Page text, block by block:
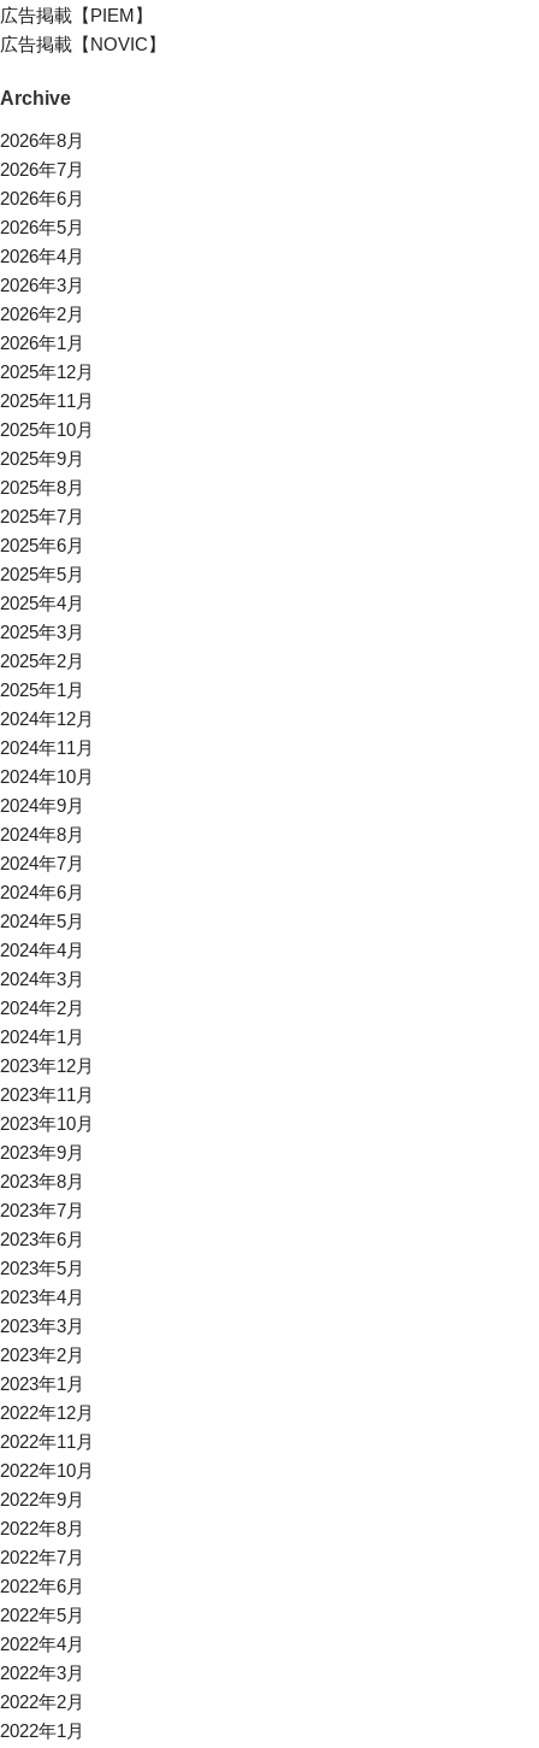
広告掲載【PIEM】
広告掲載【NOVIC】
Archive
2026年8月
2026年7月
2026年6月
2026年5月
2026年4月
2026年3月
2026年2月
2026年1月
2025年12月
2025年11月
2025年10月
2025年9月
2025年8月
2025年7月
2025年6月
2025年5月
2025年4月
2025年3月
2025年2月
2025年1月
2024年12月
2024年11月
2024年10月
2024年9月
2024年8月
2024年7月
2024年6月
2024年5月
2024年4月
2024年3月
2024年2月
2024年1月
2023年12月
2023年11月
2023年10月
2023年9月
2023年8月
2023年7月
2023年6月
2023年5月
2023年4月
2023年3月
2023年2月
2023年1月
2022年12月
2022年11月
2022年10月
2022年9月
2022年8月
2022年7月
2022年6月
2022年5月
2022年4月
2022年3月
2022年2月
2022年1月